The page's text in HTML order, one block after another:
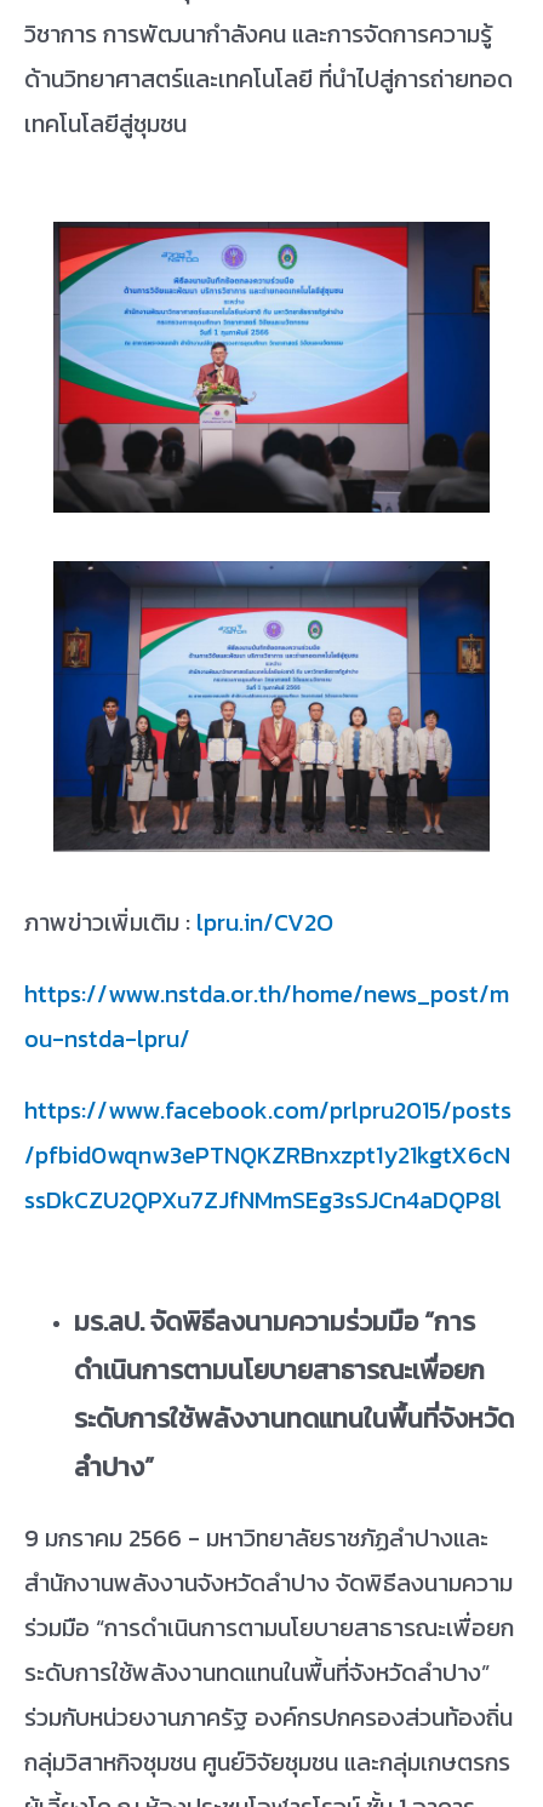
วิชาการ การพัฒนากำลังคน และการจัดการความรู้
ด้านวิทยาศาสตร์และเทคโนโลยี ที่นำไปสู่การถ่ายทอด
เทคโนโลยีสู่ชุมชน
ภาพข่าวเพิ่มเติม : lpru.in/CV2O
https://www.nstda.or.th/home/news_post/m
ou-nstda-lpru/
https://www.facebook.com/prlpru2015/posts
/pfbid0wqnw3ePTNQKZRBnxzpt1y21kgtX6cN
ssDkCZU2QPXu7ZJfNMmSEg3sSJCn4aDQP8l
มร.ลป. จัดพิธีลงนามความร่วมมือ “การ
ดำเนินการตามนโยบายสาธารณะเพื่อยก
ระดับการใช้พลังงานทดแทนในพื้นที่จังหวัด
ลำปาง”
9 มกราคม 2566 - มหาวิทยาลัยราชภัฏลำปางและ
สำนักงานพลังงานจังหวัดลำปาง จัดพิธีลงนามความ
ร่วมมือ “การดำเนินการตามนโยบายสาธารณะเพื่อยก
ระดับการใช้พลังงานทดแทนในพื้นที่จังหวัดลำปาง”
ร่วมกับหน่วยงานภาครัฐ องค์กรปกครองส่วนท้องถิ่น
กลุ่มวิสาหกิจชุมชน ศูนย์วิจัยชุมชน และกลุ่มเกษตรกร